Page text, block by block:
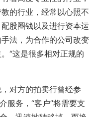
的行业，经常以心照不
股圈钱以及进行资本运
法，为合作的公司改变
“这是很多相对正规的
对方的拍卖行曾经参
服务，“客户”将需要支